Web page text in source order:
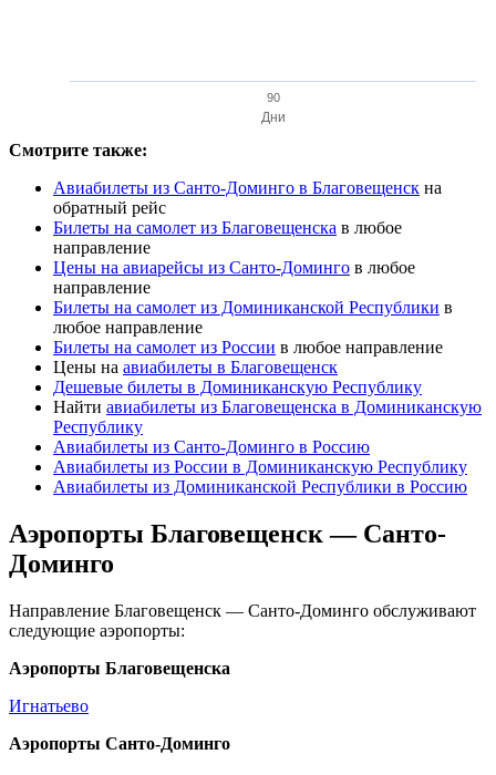
Дни
90
Смотрите также:
Авиабилеты из Санто-Доминго в Благовещенск на
обратный рейс
Билеты на самолет из Благовещенска в любое
направление
Цены на авиарейсы из Санто-Доминго в любое
направление
Билеты на самолет из Доминиканской Республики в
любое направление
Билеты на самолет из России в любое направление
Цены на авиабилеты в Благовещенск
Дешевые билеты в Доминиканскую Республику
Найти авиабилеты из Благовещенска в Доминиканскую
Республику
Авиабилеты из Санто-Доминго в Россию
Авиабилеты из России в Доминиканскую Республику
Авиабилеты из Доминиканской Республики в Россию
Аэропорты Благовещенск — Санто-
Доминго
Направление Благовещенск — Санто-Доминго обслуживают
следующие аэропорты:
Аэропорты Благовещенска
Игнатьево
Аэропорты Санто-Доминго